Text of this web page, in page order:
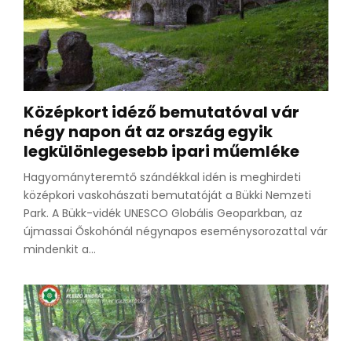
Középkort idéző bemutatóval vár
négy napon át az ország egyik
legkülönlegesebb ipari műemléke
Hagyományteremtő szándékkal idén is meghirdeti
középkori vaskohászati bemutatóját a Bükki Nemzeti
Park. A Bükk-vidék UNESCO Globális Geoparkban, az
újmassai Őskohónál négynapos eseménysorozattal vár
mindenkit a...